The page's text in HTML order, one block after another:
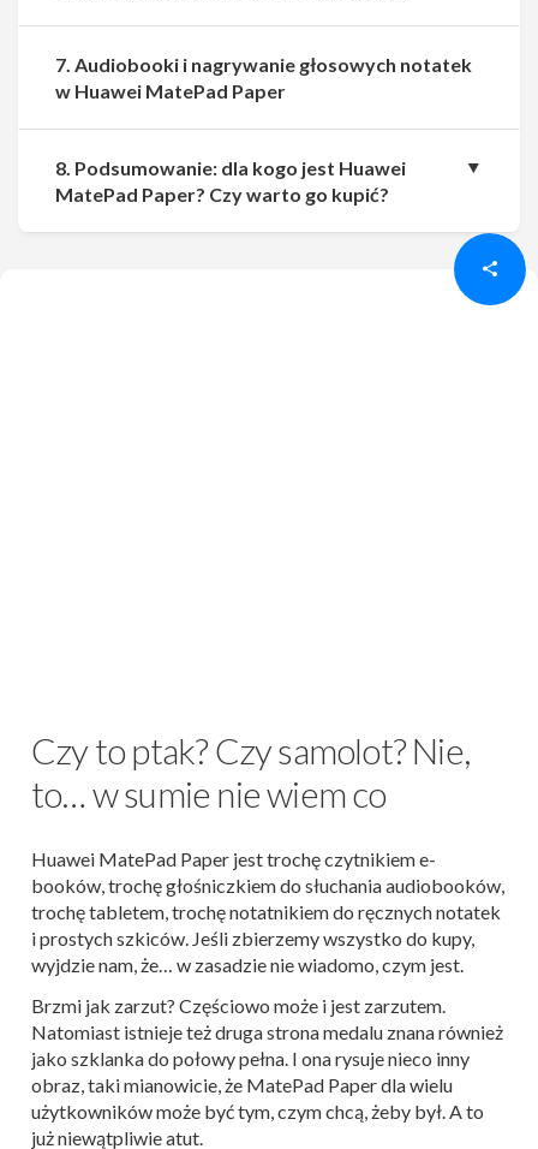
Udostępnij Udostępnij
Czy to ptak? Czy samolot? Nie,
to… w sumie nie wiem co
Huawei MatePad Paper jest trochę czytnikiem e-
booków, trochę głośniczkiem do słuchania audiobooków,
trochę tabletem, trochę notatnikiem do ręcznych notatek
i prostych szkiców. Jeśli zbierzemy wszystko do kupy,
wyjdzie nam, że… w zasadzie nie wiadomo, czym jest.
Brzmi jak zarzut? Częściowo może i jest zarzutem.
Natomiast istnieje też druga strona medalu znana również
jako szklanka do połowy pełna. I ona rysuje nieco inny
obraz, taki mianowicie, że MatePad Paper dla wielu
użytkowników może być tym, czym chcą, żeby był. A to
już niewątpliwie atut.
7. Audiobooki i nagrywanie głosowych notatek
w Huawei MatePad Paper
8. Podsumowanie: dla kogo jest Huawei
MatePad Paper? Czy warto go kupić?